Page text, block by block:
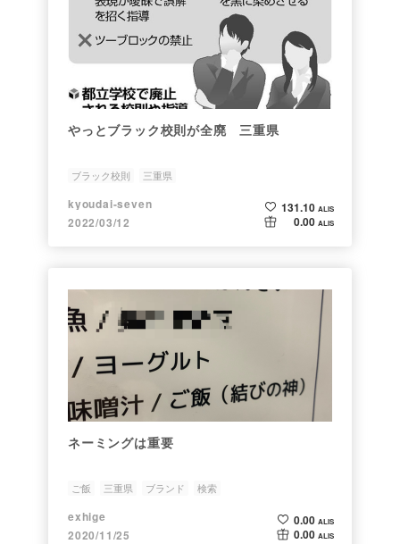
やっとブラック校則が全廃 三重県
ブラック校則 三重県
kyoudai-seven
2022/03/12
131.10 ALIS
0.00 ALIS
ネーミングは重要
ご飯 三重県 ブランド 検索
exhige
2020/11/25
0.00 ALIS
0.00 ALIS